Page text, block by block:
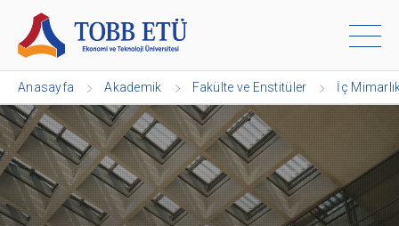
Anasayfa Akademik Fakülte ve Enstitüler İç